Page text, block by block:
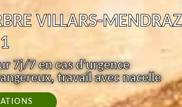
VILLARS-MENDRAZ
7j/7 en cas d'urgence
travail avec nacelle